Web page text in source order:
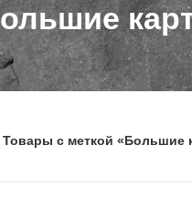
Товары с меткой «Большие